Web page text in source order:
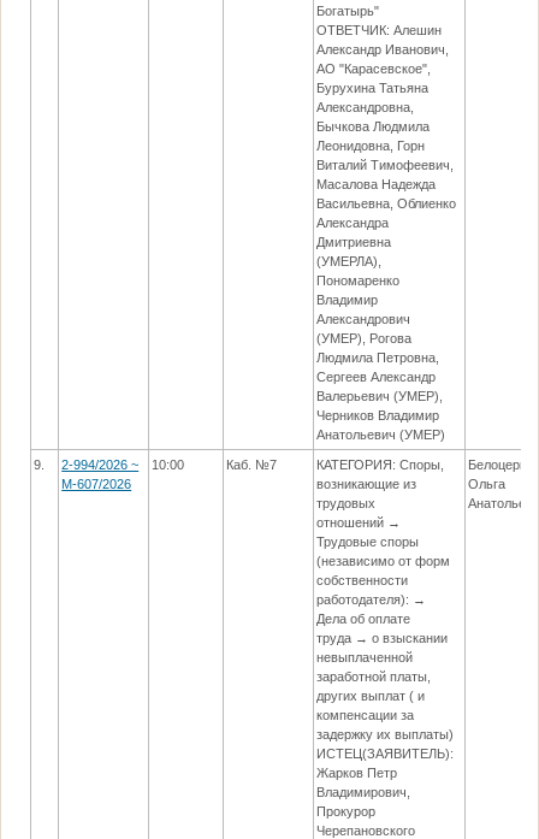
Богатырь"
ОТВЕТЧИК: Алешин
Александр Иванович,
АО "Карасевское",
Бурухина Татьяна
Александровна,
Бычкова Людмила
Леонидовна, Горн
Виталий Тимофеевич,
Масалова Надежда
Васильевна, Облиенко
Александра
Дмитриевна
(УМЕРЛА),
Пономаренко
Владимир
Александрович
(УМЕР), Рогова
Людмила Петровна,
Сергеев Александр
Валерьевич (УМЕР),
Черников Владимир
Анатольевич (УМЕР)
9.
2-994/2026 ~
М-607/2026
10:00 Каб. №7
КАТЕГОРИЯ: Споры,
возникающие из
трудовых
отношений →
Трудовые споры
(независимо от форм
собственности
работодателя): →
Дела об оплате
труда → о взыскании
невыплаченной
заработной платы,
других выплат ( и
компенсации за
задержку их выплаты)
ИСТЕЦ(ЗАЯВИТЕЛЬ):
Жарков Петр
Владимирович,
Прокурор
Черепановского
Ольга